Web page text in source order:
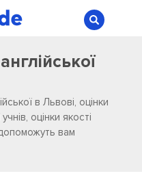
в Львові, оцінки
оцінки якості
вам